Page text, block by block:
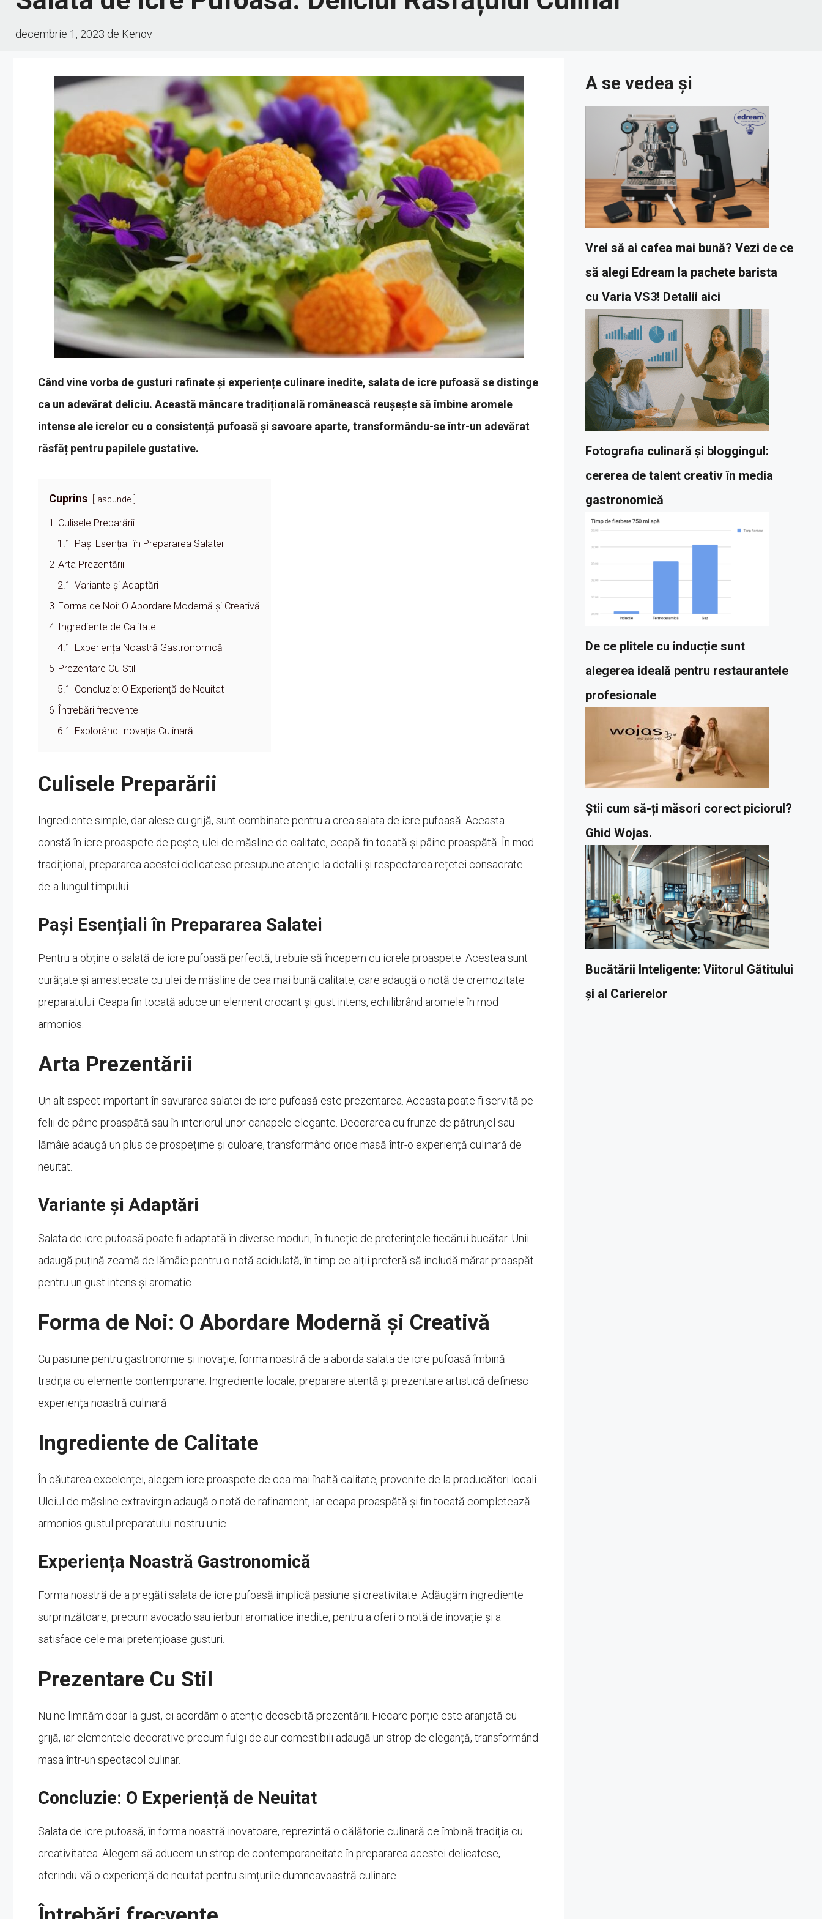
decembrie 1, 2023 de Kenov
Când vine vorba de gusturi rafinate și experiențe culinare inedite, salata de icre pufoasă se distinge
ca un adevărat deliciu. Această mâncare tradițională românească reușește să îmbine aromele
intense ale icrelor cu o consistență pufoasă și savoare aparte, transformându-se într-un adevărat
răsfăț pentru papilele gustative.
Cuprins ascunde
1 Culisele Preparării
1.1 Pași Esențiali în Prepararea Salatei
2 Arta Prezentării
2.1 Variante și Adaptări
3 Forma de Noi: O Abordare Modernă și Creativă
4 Ingrediente de Calitate
4.1 Experiența Noastră Gastronomică
5 Prezentare Cu Stil
5.1 Concluzie: O Experiență de Neuitat
6 Întrebări frecvente
6.1 Explorând Inovația Culinară
Culisele Preparării
Ingrediente simple, dar alese cu grijă, sunt combinate pentru a crea salata de icre pufoasă. Aceasta
constă în icre proaspete de pește, ulei de măsline de calitate, ceapă fin tocată și pâine proaspătă. În mod
tradițional, prepararea acestei delicatese presupune atenție la detalii și respectarea rețetei consacrate
de-a lungul timpului.
Pași Esențiali în Prepararea Salatei
Pentru a obține o salată de icre pufoasă perfectă, trebuie să începem cu icrele proaspete. Acestea sunt
curățate și amestecate cu ulei de măsline de cea mai bună calitate, care adaugă o notă de cremozitate
preparatului. Ceapa fin tocată aduce un element crocant și gust intens, echilibrând aromele în mod
armonios.
Arta Prezentării
Un alt aspect important în savurarea salatei de icre pufoasă este prezentarea. Aceasta poate fi servită pe
felii de pâine proaspătă sau în interiorul unor canapele elegante. Decorarea cu frunze de pătrunjel sau
lămâie adaugă un plus de prospețime și culoare, transformând orice masă într-o experiență culinară de
neuitat.
Variante și Adaptări
Salata de icre pufoasă poate fi adaptată în diverse moduri, în funcție de preferințele fiecărui bucătar. Unii
adaugă puțină zeamă de lămâie pentru o notă acidulată, în timp ce alții preferă să includă mărar proaspăt
pentru un gust intens și aromatic.
Forma de Noi: O Abordare Modernă și Creativă
Cu pasiune pentru gastronomie și inovație, forma noastră de a aborda salata de icre pufoasă îmbină
tradiția cu elemente contemporane. Ingrediente locale, preparare atentă și prezentare artistică definesc
experiența noastră culinară.
Ingrediente de Calitate
În căutarea excelenței, alegem icre proaspete de cea mai înaltă calitate, provenite de la producători locali.
Uleiul de măsline extravirgin adaugă o notă de rafinament, iar ceapa proaspătă și fin tocată completează
armonios gustul preparatului nostru unic.
Experiența Noastră Gastronomică
Forma noastră de a pregăti salata de icre pufoasă implică pasiune și creativitate. Adăugăm ingrediente
surprinzătoare, precum avocado sau ierburi aromatice inedite, pentru a oferi o notă de inovație și a
satisface cele mai pretențioase gusturi.
Prezentare Cu Stil
Nu ne limităm doar la gust, ci acordăm o atenție deosebită prezentării. Fiecare porție este aranjată cu
grijă, iar elementele decorative precum fulgi de aur comestibili adaugă un strop de eleganță, transformând
masa într-un spectacol culinar.
Concluzie: O Experiență de Neuitat
Salata de icre pufoasă, în forma noastră inovatoare, reprezintă o călătorie culinară ce îmbină tradiția cu
creativitatea. Alegem să aducem un strop de contemporaneitate în prepararea acestei delicatese,
oferindu-vă o experiență de neuitat pentru simțurile dumneavoastră culinare.
A se vedea și
Vrei să ai cafea mai bună? Vezi de ce
să alegi Edream la pachete barista
cu Varia VS3! Detalii aici
Fotografia culinară și bloggingul:
cererea de talent creativ în media
gastronomică
De ce plitele cu inducție sunt
alegerea ideală pentru restaurantele
profesionale
Știi cum să-ți măsori corect piciorul?
Ghid Wojas.
Bucătării Inteligente: Viitorul Gătitului
și al Carierelor